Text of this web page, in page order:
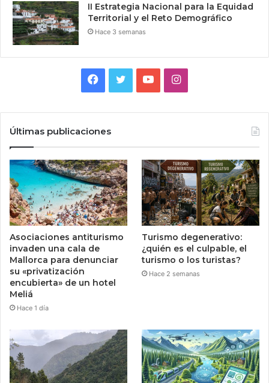
II Estrategia Nacional para la Equidad
Territorial y el Reto Demográfico
Hace 3 semanas
Facebook
TwitterYouTubeInstagram
Últimas publicaciones
Asociaciones antiturismo
invaden una cala de
Mallorca para denunciar
su «privatización
encubierta» de un hotel
Meliá
Hace 1 día
Turismo degenerativo:
¿quién es el culpable, el
turismo o los turistas?
Hace 2 semanas